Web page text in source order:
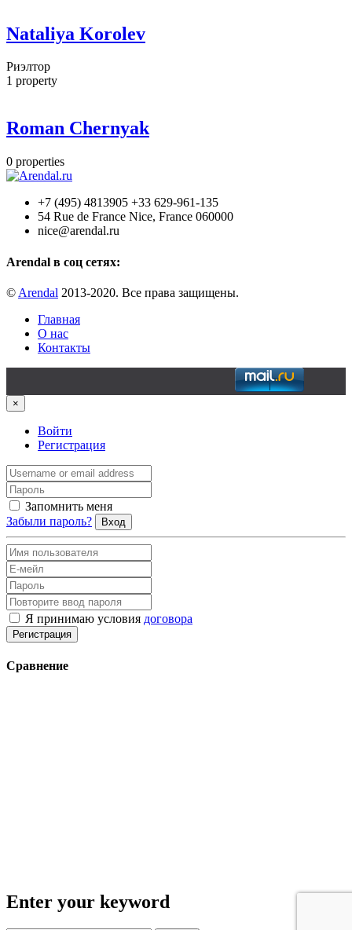
Nataliya Korolev
Риэлтор
1 property
Roman Chernyak
0 properties
+7 (495) 4813905 +33 629-961-135
54 Rue de France Nice, France 060000
nice@arendal.ru
Arendal в соц сетях:
© Arendal 2013-2020. Все права защищены.
Главная
О нас
Контакты
×
Войти
Регистрация
Запомнить меня
Забыли пароль?
Вход
Я принимаю условия договора
Регистрация
Сравнение
Enter your keyword